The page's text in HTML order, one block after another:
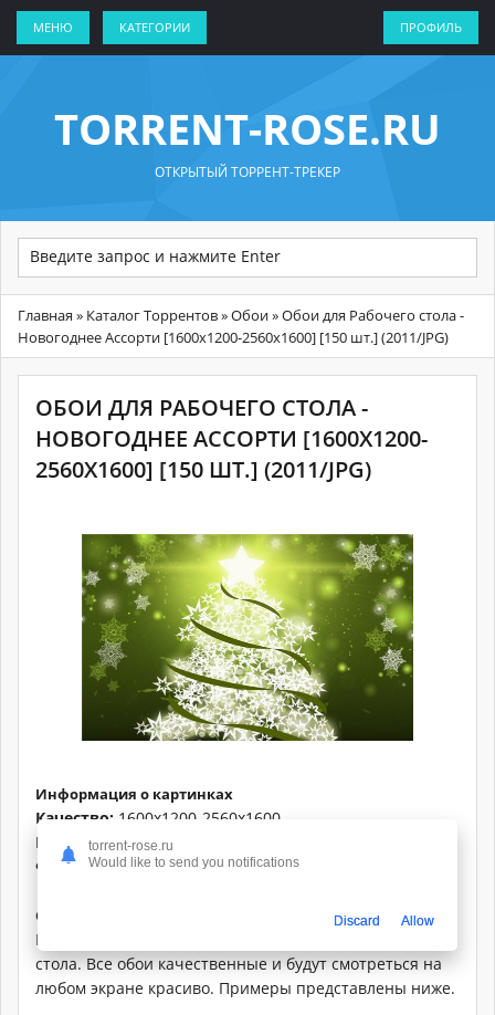
МЕНЮ КАТЕГОРИИ ПРОФИЛЬ
TORRENT-ROSE.RU
ОТКРЫТЫЙ ТОРРЕНТ-ТРЕКЕР
Главная » Каталог Торрентов»Обои» Обои для Рабочего стола -
Новогоднее Ассорти [1600x1200-2560x1600] [150 шт.] (2011/JPG)
ОБОИ ДЛЯ РАБОЧЕГО СТОЛА -
НОВОГОДНЕЕ АССОРТИ [1600X1200-
2560X1600] [150 ШТ.] (2011/JPG)
Информация о картинках
Качество: 1600x1200-2560x1600
Количество:151 шт
Формат:JPG
Описание:
Подборка новогодних обоев для вашего рабочего
стола. Все обои качественные и будут смотреться на
любом экране красиво. Примеры представлены ниже.
torrent-rose.ru
Would like to send you notifications
Discard Allow